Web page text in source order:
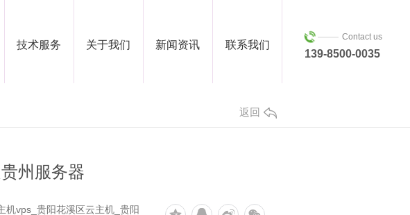
技术服务 关于我们 新闻资讯 联系我们
Contact us
139-8500-0035
返回
州服务器
机vps_贵阳花溪区云主机_贵阳